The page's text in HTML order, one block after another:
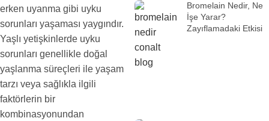
erken uyanma gibi uyku
sorunları yaşaması yaygındır.
Yaşlı yetişkinlerde uyku
sorunları genellikle doğal
yaşlanma süreçleri ile yaşam
tarzı veya sağlıkla ilgili
faktörlerin bir
kombinasyonundan
Bromelain Nedir, Ne
İşe Yarar?
Zayıflamadaki Etkisi